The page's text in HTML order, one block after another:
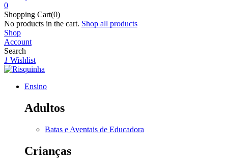
0
Shopping Cart(0)
No products in the cart. Shop all products
Shop
Account
Search
1 Wishlist
Ensino
Adultos
Batas e Aventais de Educadora
Crianças